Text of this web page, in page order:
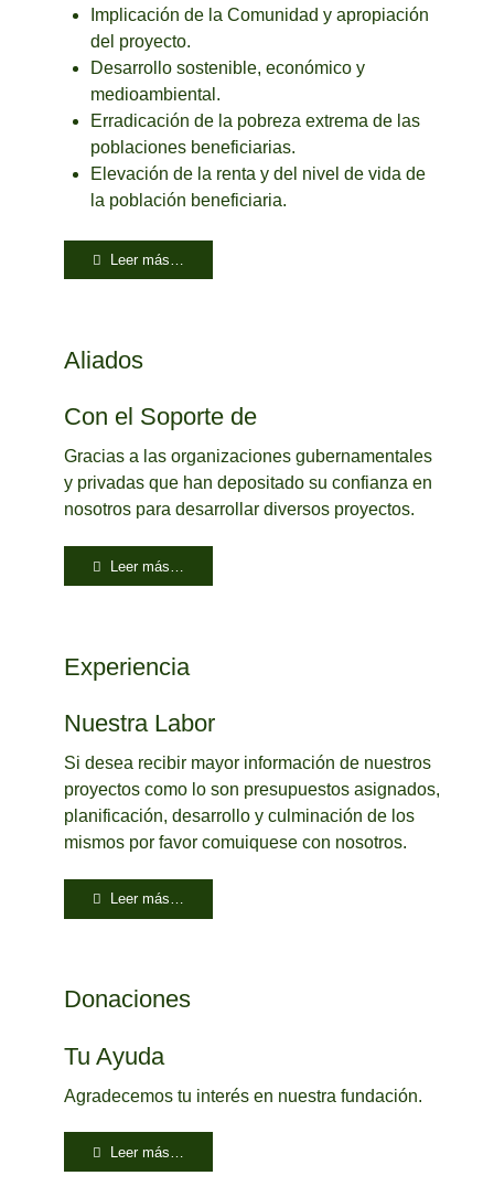
Implicación de la Comunidad y apropiación
del proyecto.
Desarrollo sostenible, económico y
medioambiental.
Erradicación de la pobreza extrema de las
poblaciones beneficiarias.
Elevación de la renta y del nivel de vida de
la población beneficiaria.
Leer más…
Aliados
Con el Soporte de
Gracias a las organizaciones gubernamentales
y privadas que han depositado su confianza en
nosotros para desarrollar diversos proyectos.
Leer más…
Experiencia
Nuestra Labor
Si desea recibir mayor información de nuestros
proyectos como lo son presupuestos asignados,
planificación, desarrollo y culminación de los
mismos por favor comuiquese con nosotros.
Leer más…
Donaciones
Tu Ayuda
Agradecemos tu interés en nuestra fundación.
Leer más…